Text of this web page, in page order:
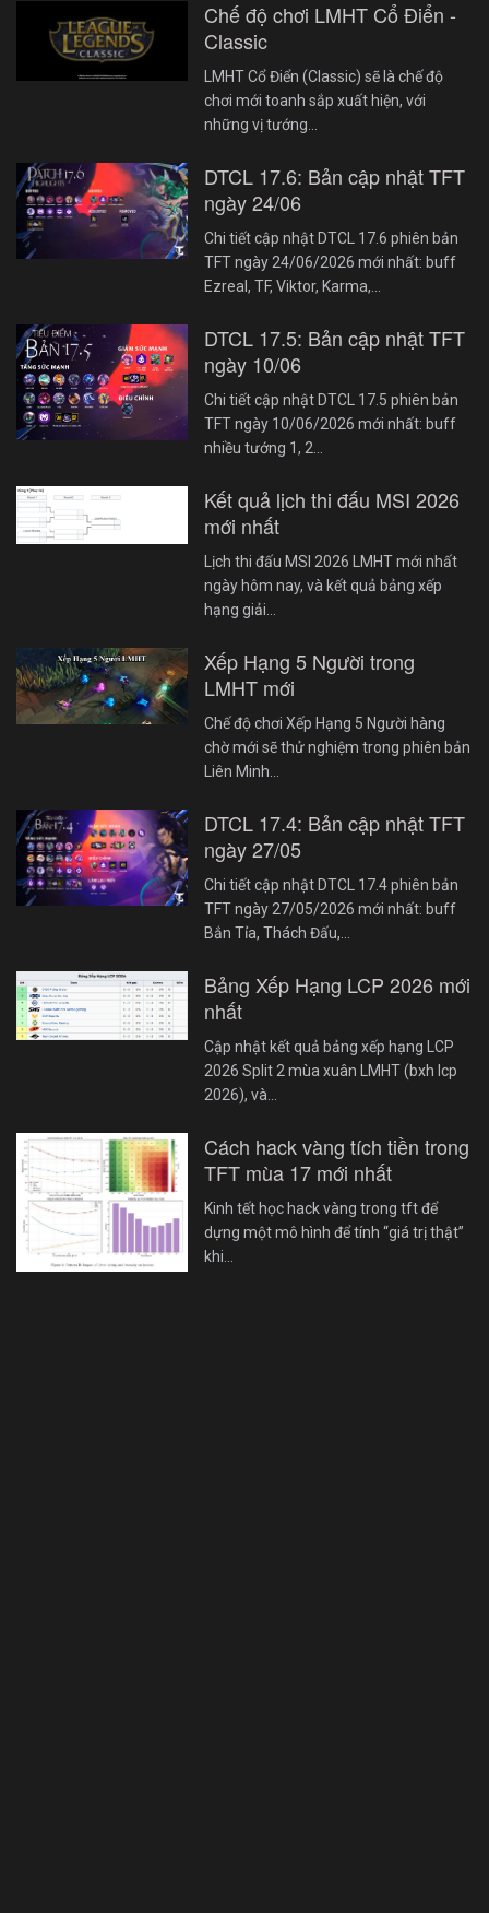
Chế độ chơi LMHT Cổ Điển -
Classic
LMHT Cổ Điển (Classic) sẽ là chế độ
chơi mới toanh sắp xuất hiện, với
những vị tướng…
DTCL 17.6: Bản cập nhật TFT
ngày 24/06
Chi tiết cập nhật DTCL 17.6 phiên bản
TFT ngày 24/06/2026 mới nhất: buff
Ezreal, TF, Viktor, Karma,…
DTCL 17.5: Bản cập nhật TFT
ngày 10/06
Chi tiết cập nhật DTCL 17.5 phiên bản
TFT ngày 10/06/2026 mới nhất: buff
nhiều tướng 1, 2…
Kết quả lịch thi đấu MSI 2026
mới nhất
Lịch thi đấu MSI 2026 LMHT mới nhất
ngày hôm nay, và kết quả bảng xếp
hạng giải…
Xếp Hạng 5 Người trong
LMHT mới
Chế độ chơi Xếp Hạng 5 Người hàng
chờ mới sẽ thử nghiệm trong phiên bản
Liên Minh…
DTCL 17.4: Bản cập nhật TFT
ngày 27/05
Chi tiết cập nhật DTCL 17.4 phiên bản
TFT ngày 27/05/2026 mới nhất: buff
Bắn Tỉa, Thách Đấu,…
Bảng Xếp Hạng LCP 2026 mới
nhất
Cập nhật kết quả bảng xếp hạng LCP
2026 Split 2 mùa xuân LMHT (bxh lcp
2026), và…
Cách hack vàng tích tiền trong
TFT mùa 17 mới nhất
Kinh tết học hack vàng trong tft để
dựng một mô hình để tính “giá trị thật”
khi…